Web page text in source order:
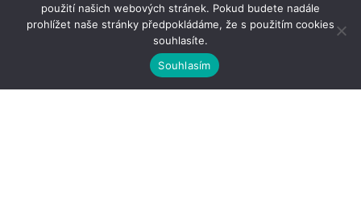
použití našich webových stránek. Pokud budete nadále
prohlížet naše stránky předpokládáme, že s použitím cookies
souhlasíte.
Souhlasím